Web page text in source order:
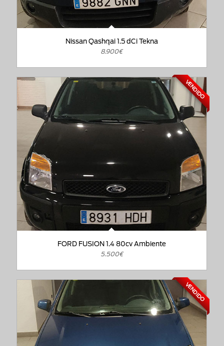
Nissan Qashqai 1.5 dCi Tekna
8.900€
FORD FUSION 1.4 80cv Ambiente
5.500€
VENDIDO
VENDIDO